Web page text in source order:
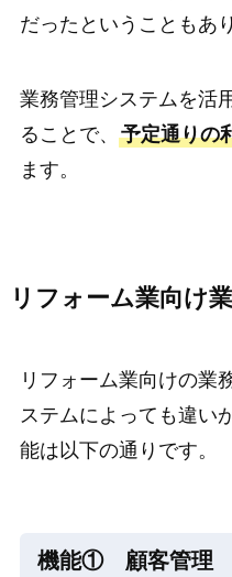
だったということもあ
業務管理システムを活
ることで、 予定通りの
ます。
リフォーム業向け
リフォーム業向けの業
ステムによっても違い
能は以下の通りです。
機能① 顧客管理